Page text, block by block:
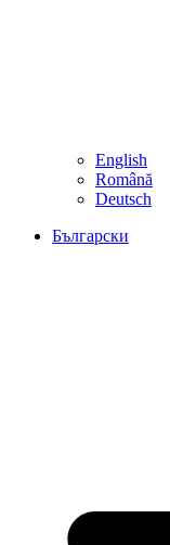
English
Română
Deutsch
Български